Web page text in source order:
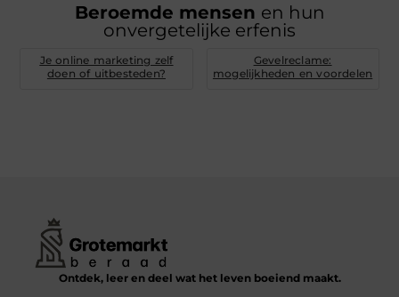
Beroemde mensen en hun
onvergetelijke erfenis
Je online marketing zelf
doen of uitbesteden?
Gevelreclame:
mogelijkheden en voordelen
Ontdek, leer en deel wat het leven boeiend maakt.